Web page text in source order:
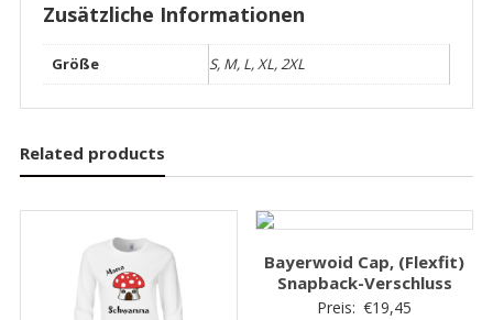
Zusätzliche Informationen
Größe S, M, L, XL, 2XL
Related products
Bayerwoid Cap, (Flexfit)
Snapback-Verschluss
Preis: €19,45